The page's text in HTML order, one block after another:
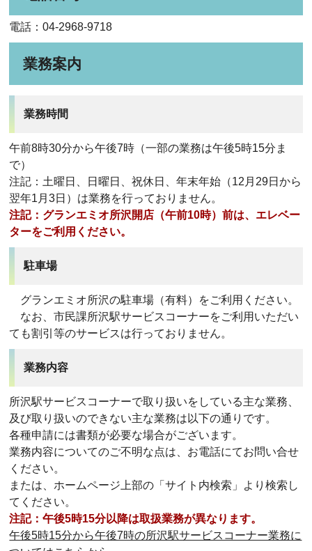
電話：04-2968-9718
業務案内
業務時間
午前8時30分から午後7時（一部の業務は午後5時15分ま
で）
注記：土曜日、日曜日、祝休日、年末年始（12月29日から
翌年1月3日）は業務を行っておりません。
注記：グランエミオ所沢開店（午前10時）前は、エレベー
ターをご利用ください。
駐車場
グランエミオ所沢の駐車場（有料）をご利用ください。
なお、市民課所沢駅サービスコーナーをご利用いただい
ても割引等のサービスは行っておりません。
業務内容
所沢駅サービスコーナーで取り扱いをしている主な業務、
及び取り扱いのできない主な業務は以下の通りです。
各種申請には書類が必要な場合がございます。
業務内容についてのご不明な点は、お電話にてお問い合せ
ください。
または、ホームページ上部の「サイト内検索」より検索し
てください。
注記：午後5時15分以降は取扱業務が異なります。
午後5時15分から午後7時の所沢駅サービスコーナー業務に